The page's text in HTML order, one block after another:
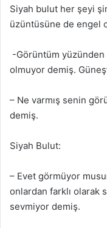
Siyah bulut her şeyi
üzüntüsüne de engel
-Görüntüm yüzünden
olmuyor demiş.
– Ne varmış senin
demiş.
Siyah Bulut:
– Evet görmüyor
onlardan farklı olarak
sevmiyor demiş.